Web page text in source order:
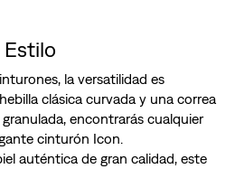
la versatilidad es
clásica curvada y una correa
encontrarás cualquier
cinturón Icon.
auténtica de gran calidad, este